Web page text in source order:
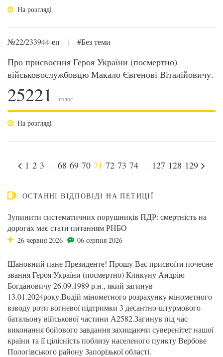
На розгляді
№22/233944-еп | #Без теми
Про присвоєння Героя України (посмертно)
військовослужбовцю Макало Євгенові Віталійовичу.
25221 голос
На розгляді
1 2 3 68 69 70 71 72 73 74 127 128 129
ОСТАННІ ВІДПОВІДІ НА ПЕТИЦІЇ
Зупинити систематичних порушників ПДР: смертність на
дорогах має стати питанням РНБО
26 червня 2026 06 серпня 2026
Шановний пане Президенте! Прошу Вас присвоїти почесне
звання Героя України (посмертно) Кликуну Андрію
Богдановичу 26.09.1989 р.н., який загинув
13.01.2024року.Водій мінометного розрахунку мінометного
взводу роти вогневої підтримки 3 десантно-штурмового
батальону військової частини А2582.Загинув під час
виконання бойового завдання захищаючи суверенітет нашої
країни та її цілісність поблизу населеного пункту Вербове
Пологівського району Запорізької області.